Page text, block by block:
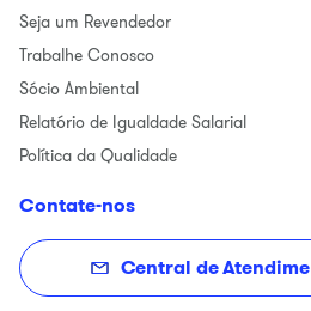
Seja um Revendedor
Trabalhe Conosco
Sócio Ambiental
Relatório de Igualdade Salarial
Política da Qualidade
Contate-nos
Central de